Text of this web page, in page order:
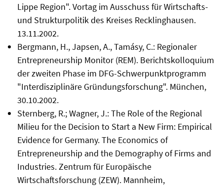
Lippe Region". Vortag im Ausschuss für Wirtschafts-
und Strukturpolitik des Kreises Recklinghausen.
13.11.2002.
Bergmann, H., Japsen, A., Tamásy, C.: Regionaler
Entrepreneurship Monitor (REM). Berichtskolloquium
der zweiten Phase im DFG-Schwerpunktprogramm
"Interdisziplinäre Gründungsforschung". München,
30.10.2002.
Sternberg, R.; Wagner, J.: The Role of the Regional
Milieu for the Decision to Start a New Firm: Empirical
Evidence for Germany. The Economics of
Entrepreneurship and the Demography of Firms and
Industries. Zentrum für Europäische
Wirtschaftsforschung (ZEW). Mannheim,